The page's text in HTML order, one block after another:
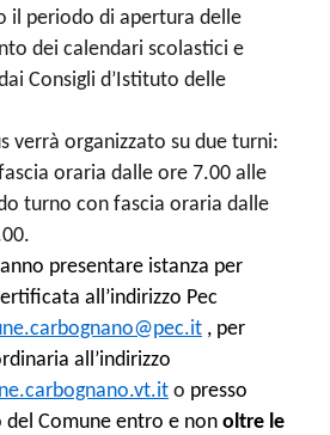
il periodo di apertura delle
dei calendari scolastici e
Consigli d’Istituto delle
verrà organizzato su due turni:
oraria dalle ore 7.00 alle
turno con fascia oraria dalle
presentare istanza per
all’indirizzo Pec
, per
all’indirizzo
o presso
del Comune entro e non oltre le